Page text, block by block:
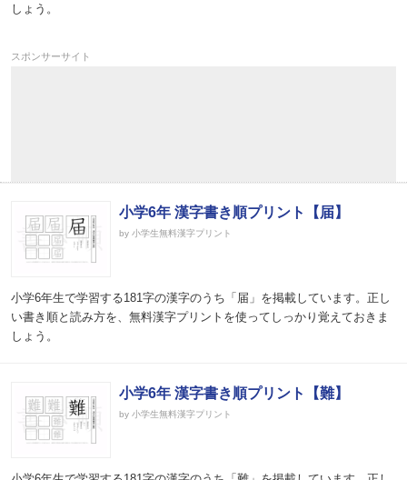
しょう。
スポンサーサイト
小学6年 漢字書き順プリント【届】
by 小学生無料漢字プリント
小学6年生で学習する181字の漢字のうち「届」を掲載しています。正し
い書き順と読み方を、無料漢字プリントを使ってしっかり覚えておきま
しょう。
小学6年 漢字書き順プリント【難】
by 小学生無料漢字プリント